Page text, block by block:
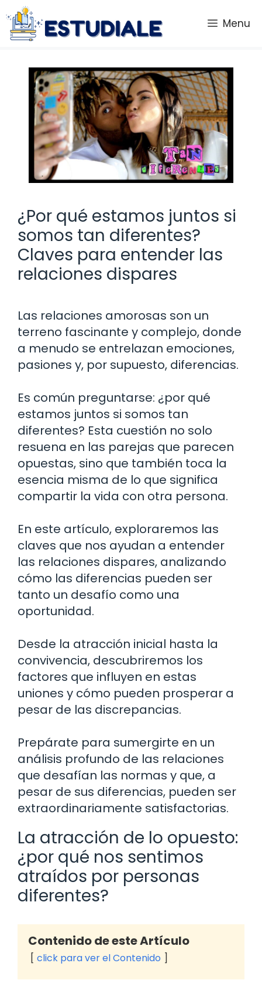
Saltar
al
contenido
Menu
¿Por qué estamos juntos si
somos tan diferentes?
Claves para entender las
relaciones dispares
Las relaciones amorosas son un
terreno fascinante y complejo, donde
a menudo se entrelazan emociones,
pasiones y, por supuesto, diferencias.
Es común preguntarse: ¿por qué
estamos juntos si somos tan
diferentes? Esta cuestión no solo
resuena en las parejas que parecen
opuestas, sino que también toca la
esencia misma de lo que significa
compartir la vida con otra persona.
En este artículo, exploraremos las
claves que nos ayudan a entender
las relaciones dispares, analizando
cómo las diferencias pueden ser
tanto un desafío como una
oportunidad.
Desde la atracción inicial hasta la
convivencia, descubriremos los
factores que influyen en estas
uniones y cómo pueden prosperar a
pesar de las discrepancias.
Prepárate para sumergirte en un
análisis profundo de las relaciones
que desafían las normas y que, a
pesar de sus diferencias, pueden ser
extraordinariamente satisfactorias.
La atracción de lo opuesto:
¿por qué nos sentimos
atraídos por personas
diferentes?
Contenido de este Artículo
click para ver el Contenido